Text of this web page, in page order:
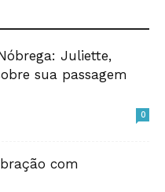
Juliette,
sua passagem
0
com